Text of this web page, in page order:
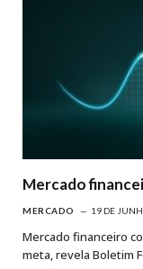
Mercado
MERCADO 19 DE
Mercado financeiro
meta, revela Boletim